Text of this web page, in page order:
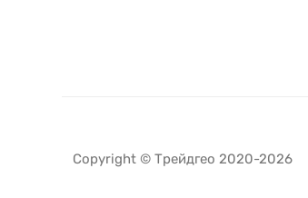
Copyright © Трейдгео 2020-2026